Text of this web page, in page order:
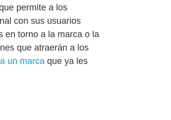
permite a los
con sus usuarios
en torno a la marca o la
que atraerán a los
un marca que ya les